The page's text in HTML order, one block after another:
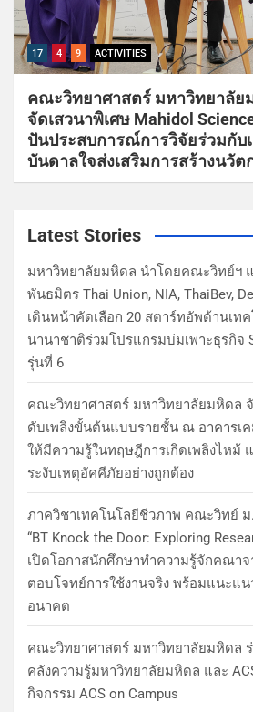
17 4 9 ACTIVITIES
คณะวิทยาศาสตร์ มหาวิทยาลัย
จัดเสวนาพิเศษ Mahidol
ปันประสบการณ์การวิจัยร่วมกับ
บันดาลใจส่งเสริมการสร้างนวัต
Latest Stories
มหาวิทยาลัยมหิดล นำโดยคณะวิทย์ฯ
พันธมิตร Thai Union, NIA, ThaiBev,
เดินหน้าคัดเลือก 20 สตาร์ทอัพด้านเท
นานาชาติร่วมโปรแกรมบ่มเพาะธุรกิจ
รุ่นที่ 6
คณะวิทยาศาสตร์ มหาวิทยาลัยมหิดล
ดับเพลิงขั้นต้นแบบรายชั้น ณ อาคารเค
ให้มีความรู้ในทฤษฎีการเกิดเพลิงไหม้
ระงับเหตุอัคคีภัยอย่างถูกต้อง
ภาควิชาเทคโนโลยีชีวภาพ คณะวิทย์
“BT Knock the Door: Exploring
เปิดโอกาสนักศึกษาทำความรู้จักคณาจ
ตอบโจทย์การใช้งานจริง พร้อมแนะแน
อนาคต
คณะวิทยาศาสตร์ มหาวิทยาลัยมหิดล
คลังความรู้มหาวิทยาลัยมหิดล และ
กิจกรรม ACS on Campus